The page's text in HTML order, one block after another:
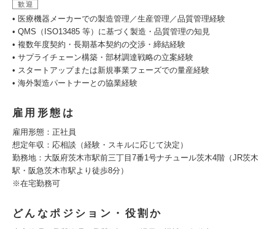
歓迎
• 医療機器メーカーでの製造管理／生産管理／品質管理経験
• QMS（ISO13485 等）に基づく製造・品質管理の知見
• 複数年度契約・長期基本契約の交渉・締結経験
• サプライチェーン構築・部材調達戦略の立案経験
• スタートアップまたは新規事業フェーズでの量産経験
• 海外製造パートナーとの協業経験
雇用形態は
雇用形態：正社員
想定年収：応相談（経験・スキルに応じて決定）
勤務地：大阪府茨木市駅前三丁目7番1号ナチュール茨木4階（JR茨木
駅・阪急茨木市駅より徒歩8分）
※在宅勤務可
どんなポジション・役割か